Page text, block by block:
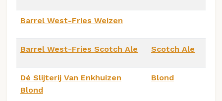
Barrel West-Fries Weizen
Barrel West-Fries Scotch Ale Scotch Ale
Dé Slijterij Van Enkhuizen
Blond
Blond